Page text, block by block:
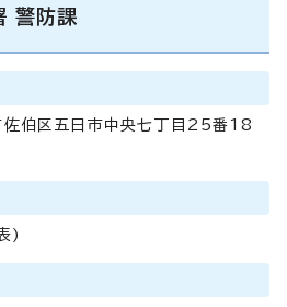
警防課
区五日市中央七丁目25番18
)